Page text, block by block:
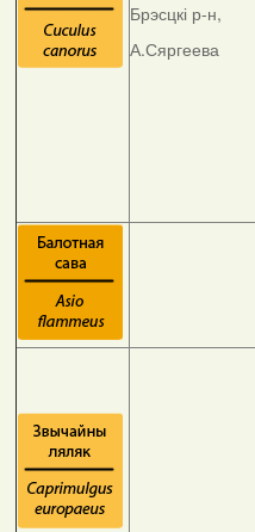
Брэсцкі р-н,
А.Сяргеева